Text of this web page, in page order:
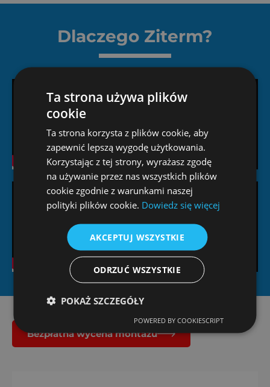
Dlaczego Ziterm?
Bezpłatna wycena montażu
Ta strona używa plików
cookie
Ta strona korzysta z plików cookie, aby
zapewnić lepszą wygodę użytkowania.
Korzystając z tej strony, wyrażasz zgodę
na używanie przez nas wszystkich plików
cookie zgodnie z warunkami naszej
polityki plików cookie. Dowiedz się więcej
AKCEPTUJ WSZYSTKIE
ODRZUĆ WSZYSTKIE
POKAŻ SZCZEGÓŁY
POWERED BY COOKIESCRIPT